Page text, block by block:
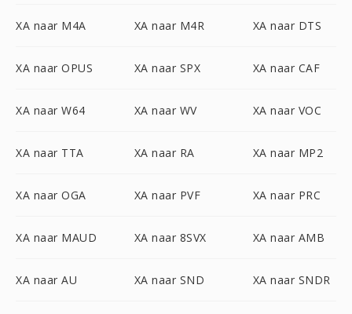
XA naar M4A XA naar M4R XA naar DTS
XA naar OPUS XA naar SPX XA naar CAF
XA naar W64 XA naar WV XA naar VOC
XA naar TTA XA naar RA XA naar MP2
XA naar OGA XA naar PVF XA naar PRC
XA naar MAUD XA naar 8SVX XA naar AMB
XA naar AU XA naar SND XA naar SNDR